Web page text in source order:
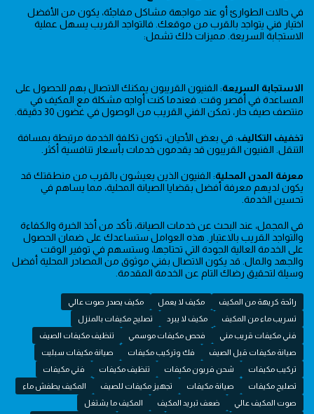
في حالات الطوارئ أو عند مواجهة مشاكل مفاجئة، يكون من الأفضل
اختيار فني يتواجد بالقرب من موقعك. فالتواجد القريب يسهل عملية
الاستجابة السريعة. مميزات ذلك تشمل:
الاستجابة السريعة: الفنيون القريبون يمكنك الاتصال بهم للحصول على
المساعدة في أقصر وقت. فعندما كنت أواجه مشكلة مع المكيف في
منتصف صيف حار، تمكن الفني القريب من الوصول في غضون 30 دقيقة.
تخفيف التكاليف: في بعض الأحيان، تكون تكلفة الخدمة مرتبطة بمسافة
التنقل. الفنيون القريبون قد يقدمون خدمات بأسعار تنافسية أكثر.
معرفة المدن المحلية: الفنيون الذين يعيشون بالقرب من منطقتك قد
يكون لديهم معرفة أفضل بقضايا الصيانة المحلية، مما يساهم في
تحسين الخدمة.
في المجمل، عند البحث عن خدمات الصيانة، تأكد من أخذ الخبرة والكفاءة
والتواجد القريب بالاعتبار. هذه العوامل ستساعدك على ضمان الحصول
على الخدمة العالية الجودة التي تحتاجها، وستسهم في توفير الوقت
والجهد والمال. قد يكون الاتصال بفني موثوق من المصادر المحلية أفضل
وسيلة لتحقيق رضاك التام عن الخدمة المقدمة.
رائحة كريهة من المكيف مكيف لا يعمل
مكيف يصدر صوت عالي
تسريب ماء من المكيف
مكيف لا يبرد
تصليح مكيفات بالمنزل
فني مكيفات قريب مني
فحص مكيفات موسمي
تنظيف مكيفات الصيف
صيانة مكيفات قبل الصيف
فك وتركيب مكيفات
صيانة مكيفات سبليت
تركيب مكيفات
شحن فريون مكيفات تنظيف مكيفات
فني مكيفات
تصليح مكيفات
صيانة مكيفات تجهيز مكيفات للصيف
المكيف يطفش ماء
صوت المكيف عالي
ضعف تبريد المكيف
المكيف ما يشتغل